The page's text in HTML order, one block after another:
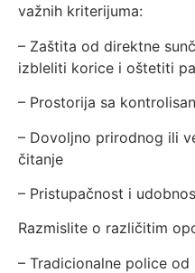
važnih kriterijuma:
– Zaštita od direktne
izbleliti korice i oštetiti
– Prostorija sa
– Dovoljno prirodnog ili
čitanje
– Pristupačnost i
Razmislite o različitim
– Tradicionalne police